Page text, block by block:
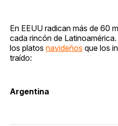
En EEUU radican más de 60
cada rincón de
los platos navideños que los
traído:
Argentina